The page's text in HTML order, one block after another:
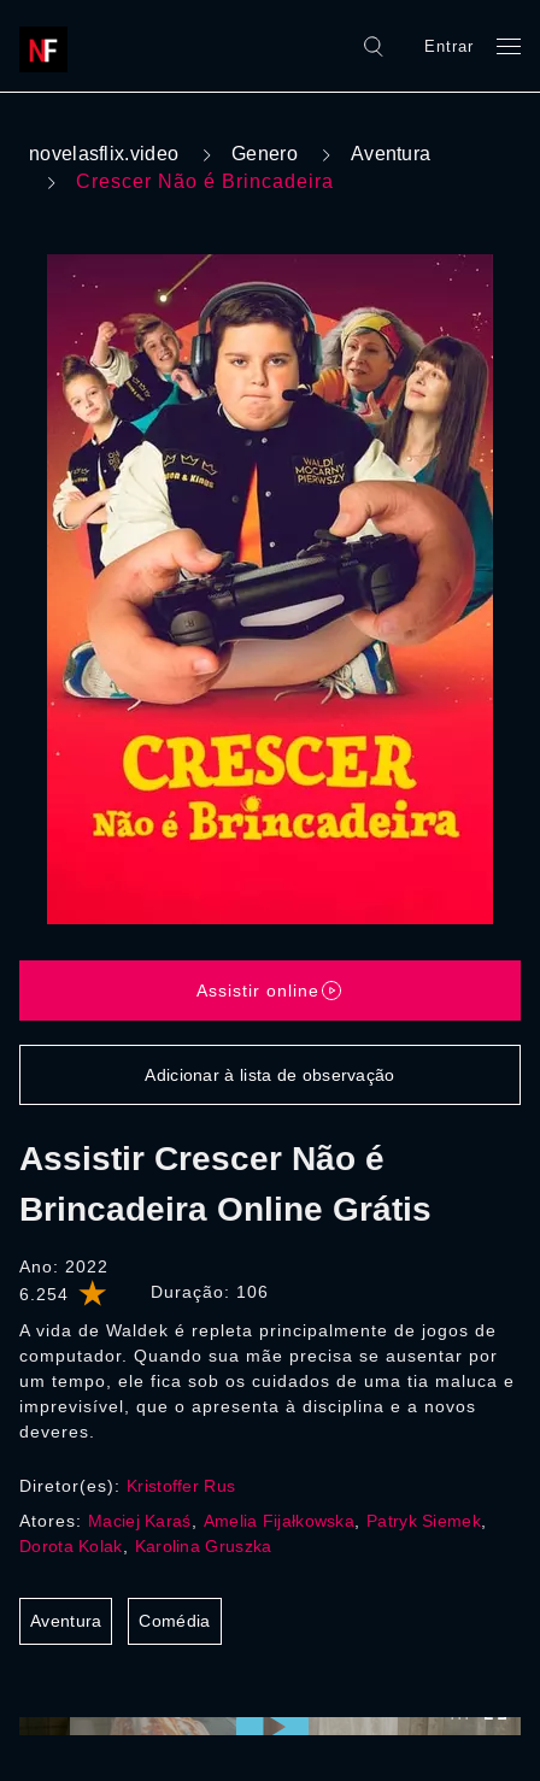
Entrar
novelasflix.video Genero
Aventura
Crescer Não é Brincadeira
6.254 Duração: 106
Assistir Crescer Não é
Brincadeira Online Grátis
Ano: 2022
A vida de Waldek é repleta principalmente de jogos de
computador. Quando sua mãe precisa se ausentar por
um tempo, ele fica sob os cuidados de uma tia maluca e
imprevisível, que o apresenta à disciplina e a novos
deveres.
Assistir online
Adicionar à lista de observação
Diretor(es): Kristoffer Rus
Atores: Maciej Karaś Amelia Fijałkowska Patryk Siemek,
Dorota Kolak
Karolina Gruszka
Aventura Comédia